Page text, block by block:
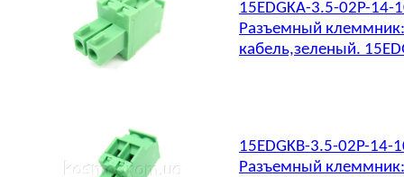
15EDGKA-3.5-02P-
Разъемный
кабель,зеленый.
15EDGKB-3.5-02P-
Разъемный